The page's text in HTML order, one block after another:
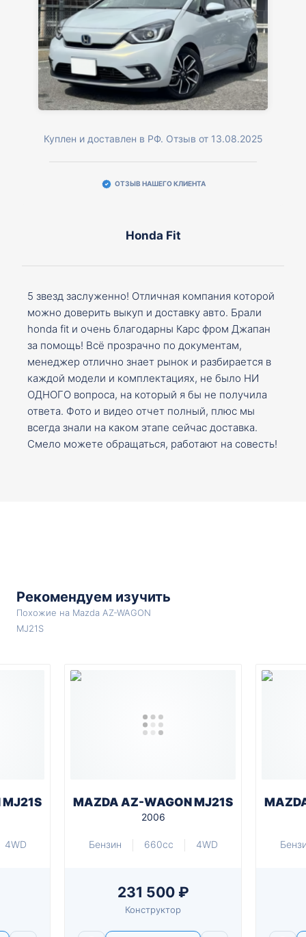
Куплен и доставлен в РФ. Отзыв от 13.08.2025
ОТЗЫВ НАШЕГО КЛИЕНТА
Honda Fit
5 звезд заслуженно! Отличная компания которой
можно доверить выкуп и доставку авто. Брали
honda fit и очень благодарны Карс фром Джапан
за помощь! Всё прозрачно по документам,
менеджер отлично знает рынок и разбирается в
каждой модели и комплектациях, не было НИ
ОДНОГО вопроса, на который я бы не получила
ответа. Фото и видео отчет полный, плюс мы
всегда знали на каком этапе сейчас доставка.
Смело можете обращаться, работают на совесть!
Рекомендуем изучить
Похожие на Mazda AZ-WAGON
MJ21S
4WD
MAZDA AZ-WAGON MJ21S
2006
Бензин 660cc 4WD
231 500 ₽
Конструктор